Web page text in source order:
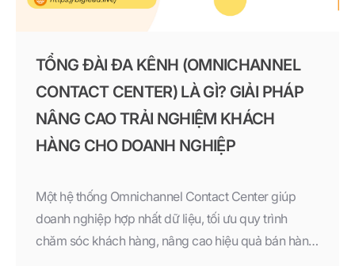
TỔNG ĐÀI ĐA KÊNH (OMNICHANNEL
CONTACT CENTER) LÀ GÌ? GIẢI PHÁP
NÂNG CAO TRẢI NGHIỆM KHÁCH
HÀNG CHO DOANH NGHIỆP
Một hệ thống Omnichannel Contact Center giúp
doanh nghiệp hợp nhất dữ liệu, tối ưu quy trình
chăm sóc khách hàng, nâng cao hiệu quả bán hàng